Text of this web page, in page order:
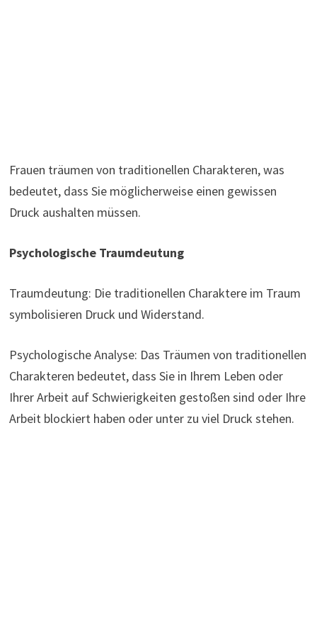
Frauen träumen von traditionellen Charakteren, was
bedeutet, dass Sie möglicherweise einen gewissen
Druck aushalten müssen.
Psychologische Traumdeutung
Traumdeutung: Die traditionellen Charaktere im Traum
symbolisieren Druck und Widerstand.
Psychologische Analyse: Das Träumen von traditionellen
Charakteren bedeutet, dass Sie in Ihrem Leben oder
Ihrer Arbeit auf Schwierigkeiten gestoßen sind oder Ihre
Arbeit blockiert haben oder unter zu viel Druck stehen.